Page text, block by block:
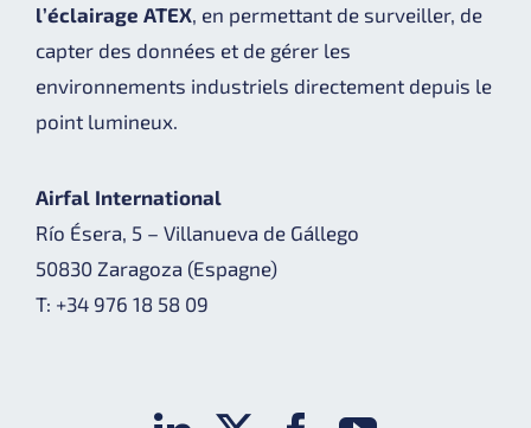
l’éclairage ATEX, en permettant de surveiller, de
capter des données et de gérer les
environnements industriels directement depuis le
point lumineux.
Airfal International
Río Ésera, 5 – Villanueva de Gállego
50830 Zaragoza (Espagne)
T: +34 976 18 58 09